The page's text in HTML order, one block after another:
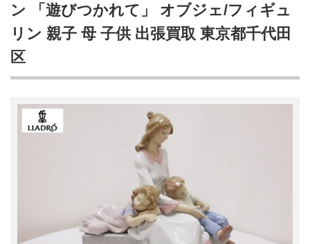
ン 「遊びつかれて」 オブジェ/フィギュ
リン 親子 母 子供 出張買取 東京都千代田
区